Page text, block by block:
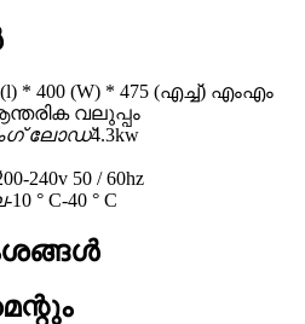
(l) * 400 (W) * 475 (എച്ച്) എംഎം
വലുപ്പം
ലോഡ്4.3kw
240v 50 / 60hz
-10 ° C-40 ° C